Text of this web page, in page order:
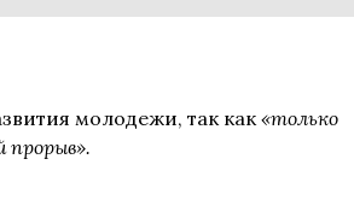
молодежи, так как«только